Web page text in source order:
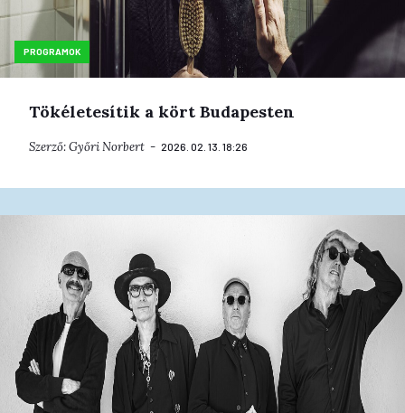
PROGRAMOK
Tökéletesítik a kört Budapesten
Szerző:Győri Norbert 2026. 02. 13. 18:26